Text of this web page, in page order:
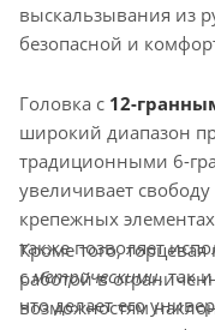
выскальзывания из
безопасной и
Головка с 12-
широкий диапазон
традиционными 6-
увеличивает
крепежных
также позволяет
сметрическими, так
что делает его
Кроме того, торцевая
работой в
возможностям